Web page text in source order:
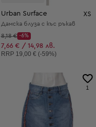
Urban Surface XS
Дамска блуза с къс ръкав
Начална цена:
8,18 €
Discount Price:
-6%
Намалена цена:
7,66 € / 14,98 лв.
Препоръчителна цена:
RRP 19,00 € (-59%)
1